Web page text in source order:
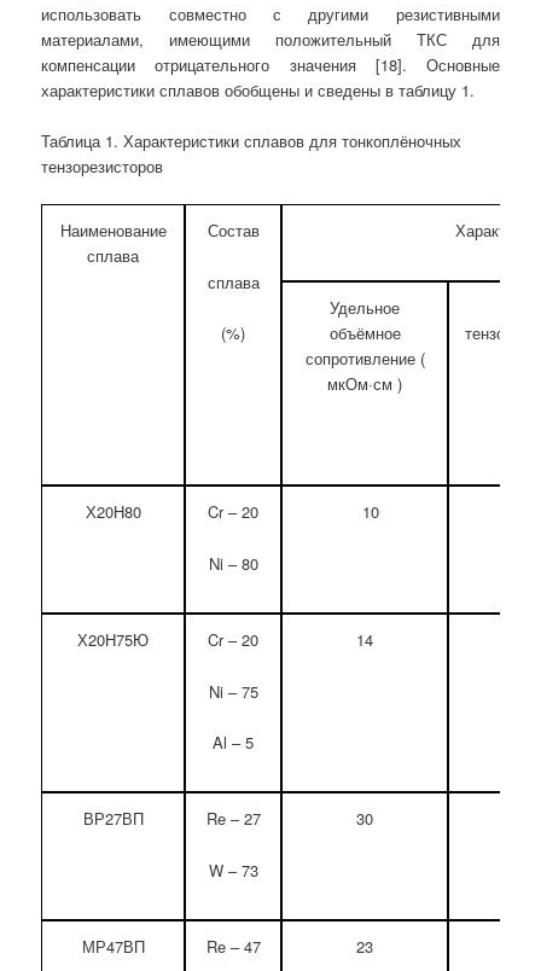
использовать совместно с другими резистивными
материалами, имеющими положительный ТКС для
компенсации отрицательного значения [18]. Основные
характеристики сплавов обобщены и сведены в таблицу 1.
Таблица 1. Характеристики сплавов для тонкоплёночных
тензорезисторов
Наименование
сплава
Состав
сплава
(%)
Удельное
объёмное
сопротивление (
мкОм·см )
Х20Н80 Cr – 20
Ni – 80
10
Х20Н75Ю Cr – 20
Ni – 75
Al – 5
14
ВР27ВП Re – 27
W – 73
30
МР47ВП Re – 47 23